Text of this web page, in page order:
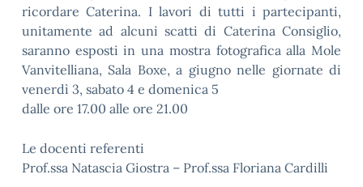
ricordare Caterina. I lavori di tutti i partecipanti,
unitamente ad alcuni scatti di Caterina Consiglio,
saranno esposti in una mostra fotografica alla Mole
Vanvitelliana, Sala Boxe, a giugno nelle giornate di
venerdì 3, sabato 4 e domenica 5
dalle ore 17.00 alle ore 21.00
Le docenti referenti
Prof.ssa Natascia Giostra – Prof.ssa Floriana Cardilli